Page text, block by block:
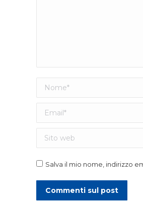
Nome *
Email *
Sito web
Salva il mio nome, indirizzo
Commenti sul post